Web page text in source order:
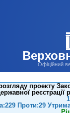
Офіційний
проекту
Проти:29